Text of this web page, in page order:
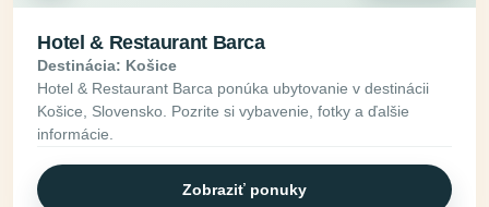
Hotel & Restaurant Barca
Destinácia: Košice
Hotel & Restaurant Barca ponúka ubytovanie v destinácii
Košice, Slovensko. Pozrite si vybavenie, fotky a ďalšie
informácie.
Zobraziť ponuky